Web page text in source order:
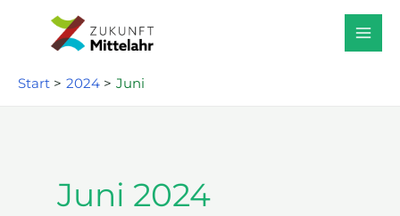
Start
2024 Juni
Juni 2024